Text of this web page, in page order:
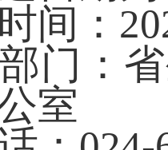
：
：省
室